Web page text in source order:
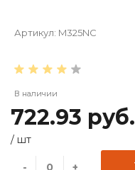
Артикул: M325NC
В наличии
722.93 руб.
/ шт
- +